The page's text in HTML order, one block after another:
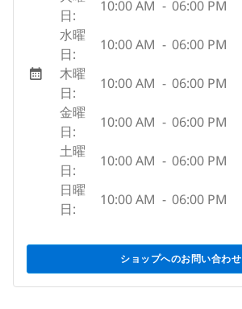
日:
10:00 AM - 06:00 PM
水曜
日:
10:00 AM - 06:00 PM
木曜
日:
10:00 AM - 06:00 PM
金曜
日:
10:00 AM - 06:00 PM
土曜
日:
10:00 AM - 06:00 PM
日曜
日:
10:00 AM - 06:00 PM
ショップへのお問い合わせ